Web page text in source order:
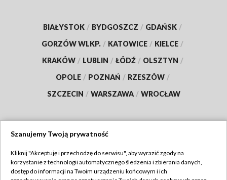
BIAŁYSTOK / BYDGOSZCZ / GDAŃSK /
GORZÓW WLKP. / KATOWICE / KIELCE /
KRAKÓW / LUBLIN / ŁÓDŹ / OLSZTYN /
OPOLE / POZNAŃ / RZESZÓW /
SZCZECIN / WARSZAWA / WROCŁAW
TVP
Szanujemy Twoją prywatność
Kliknij "Akceptuję i przechodzę do serwisu", aby wyrazić zgody na
korzystanie z technologii automatycznego śledzenia i zbierania danych,
dostęp do informacji na Twoim urządzeniu końcowym i ich